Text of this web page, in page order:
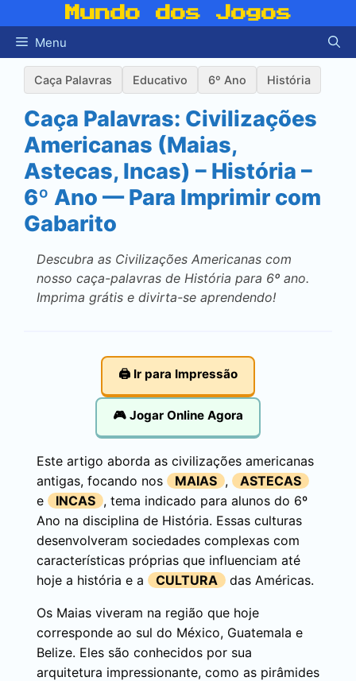
para
conteúdo
Mundo dos Jogos
Menu
Caça Palavras Educativo 6º Ano História
Caça Palavras: Civilizações
Americanas (Maias,
Astecas, Incas) – História –
6º Ano — Para Imprimir com
Gabarito
Descubra as Civilizações Americanas com
nosso caça-palavras de História para 6º ano.
Imprima grátis e divirta-se aprendendo!
🖨️ Ir para Impressão
🎮 Jogar Online Agora
Este artigo aborda as civilizações americanas
antigas, focando nos
MAIAS ,
ASTECAS
e
INCAS , tema indicado para alunos do 6º
Ano na disciplina de História. Essas culturas
desenvolveram sociedades complexas com
características próprias que influenciam até
hoje a história e a
CULTURA das Américas.
Os Maias viveram na região que hoje
corresponde ao sul do México, Guatemala e
Belize. Eles são conhecidos por sua
arquitetura impressionante, como as pirâmides